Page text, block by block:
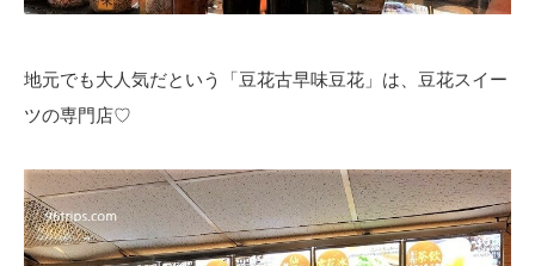
地元でも大人気だという「豆花古早味豆花」は、豆花スイー
ツの専門店♡